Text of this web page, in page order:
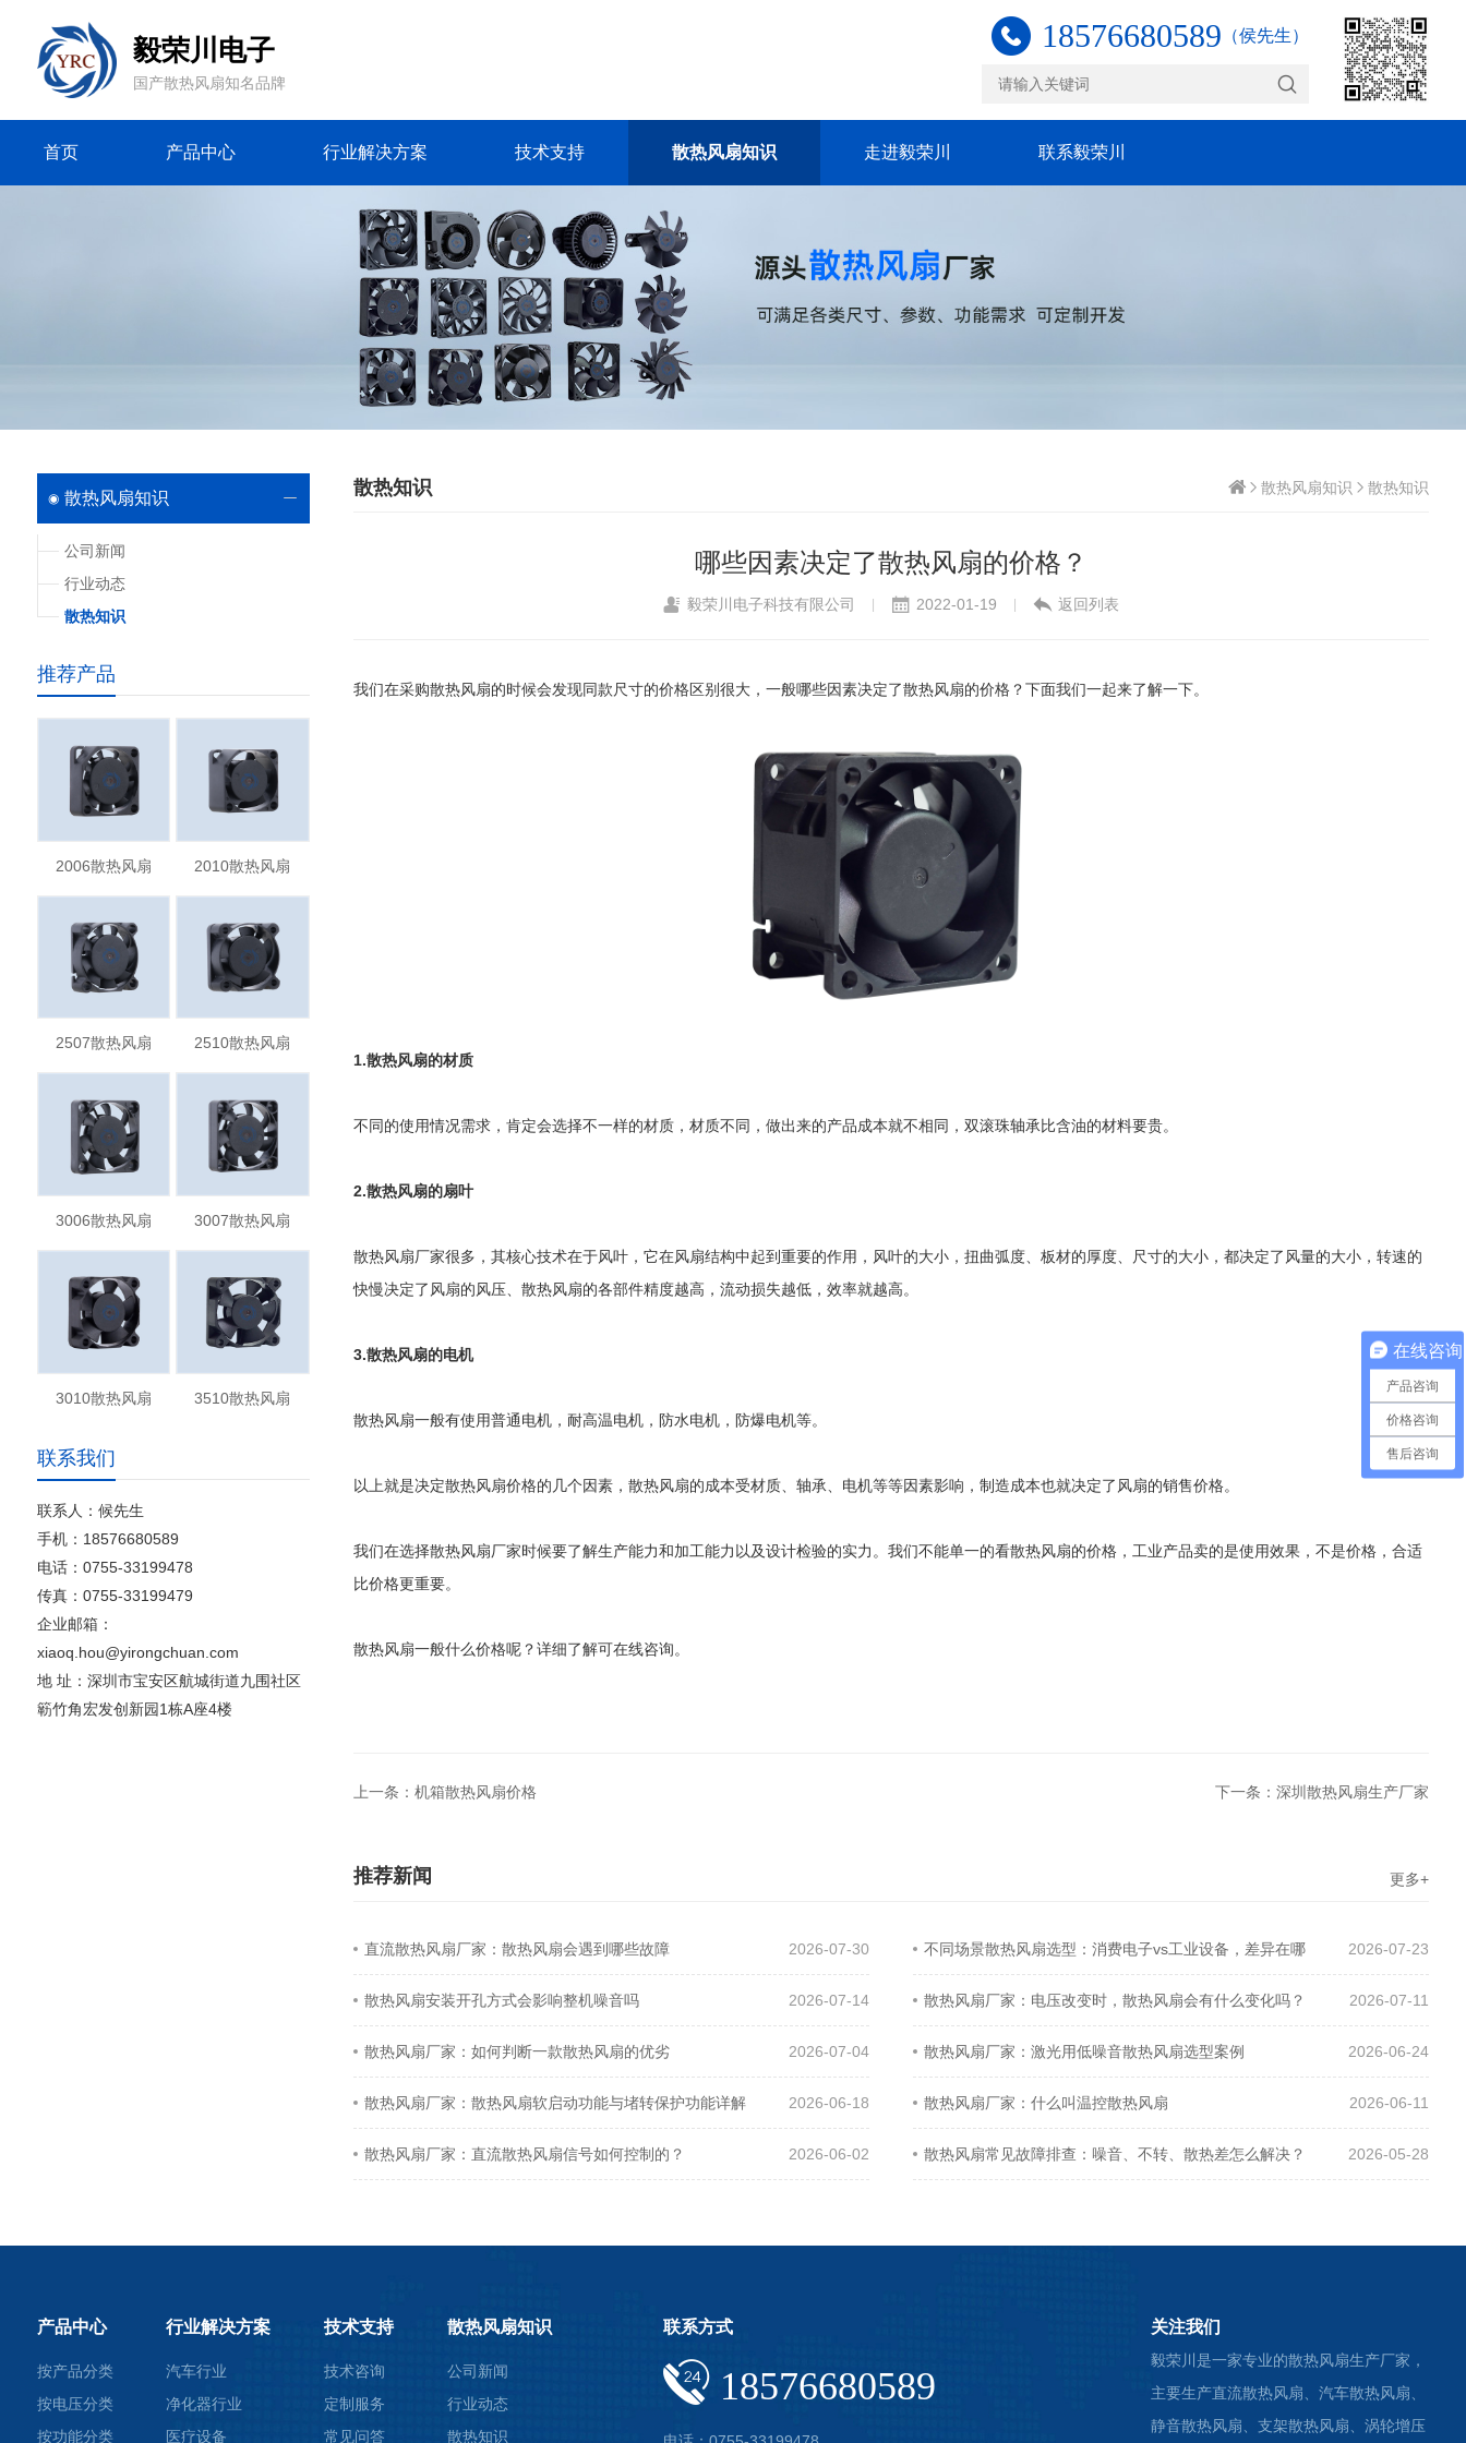
毅荣川电子
国产散热风扇知名品牌
18576680589 （侯先生）
首页 产品中心 行业解决方案 技术支持 散热风扇知识 走进毅荣川 联系毅荣川
散热风扇知识 散热知识
散热知识
哪些因素决定了散热风扇的价格？
毅荣川电子科技有限公司 2022-01-19 返回列表
我们在采购散热风扇的时候会发现同款尺寸的价格区别很大，一般哪些因素决定了散热风扇的价格？下面我们一起来了解一下。
1.散热风扇的材质
不同的使用情况需求，肯定会选择不一样的材质，材质不同，做出来的产品成本就不相同，双滚珠轴承比含油的材料要贵。
2.散热风扇的扇叶
散热风扇厂家很多，其核心技术在于风叶，它在风扇结构中起到重要的作用，风叶的大小，扭曲弧度、板材的厚度、尺寸的大小，都决定了风量的大小，转速的
快慢决定了风扇的风压、散热风扇的各部件精度越高，流动损失越低，效率就越高。
3.散热风扇的电机
散热风扇一般有使用普通电机，耐高温电机，防水电机，防爆电机等。
以上就是决定散热风扇价格的几个因素，散热风扇的成本受材质、轴承、电机等等因素影响，制造成本也就决定了风扇的销售价格。
我们在选择散热风扇厂家时候要了解生产能力和加工能力以及设计检验的实力。我们不能单一的看散热风扇的价格，工业产品卖的是使用效果，不是价格，合适
比价格更重要。
散热风扇一般什么价格呢？详细了解可在线咨询。
上一条：机箱散热风扇价格 下一条：深圳散热风扇生产厂家
推荐新闻 更多+
2026-07-30
直流散热风扇厂家：散热风扇会遇到哪些故障 2026-07-23
不同场景散热风扇选型：消费电子vs工业设备，差异在哪
2026-07-14
散热风扇安装开孔方式会影响整机噪音吗 2026-07-11
散热风扇厂家：电压改变时，散热风扇会有什么变化吗？
2026-07-04
散热风扇厂家：如何判断一款散热风扇的优劣 2026-06-24
散热风扇厂家：激光用低噪音散热风扇选型案例
2026-06-18
散热风扇厂家：散热风扇软启动功能与堵转保护功能详解 2026-06-11
散热风扇厂家：什么叫温控散热风扇
2026-06-02
散热风扇厂家：直流散热风扇信号如何控制的？ 2026-05-28
散热风扇常见故障排查：噪音、不转、散热差怎么解决？
散热风扇知识
公司新闻
行业动态
散热知识
推荐产品
2006散热风扇 2010散热风扇
2507散热风扇 2510散热风扇
3006散热风扇 3007散热风扇
3010散热风扇 3510散热风扇
联系我们
联系人：候先生
手机：18576680589
电话：0755-33199478
传真：0755-33199479
企业邮箱：
xiaoq.hou@yirongchuan.com
地 址：深圳市宝安区航城街道九围社区
簕竹角宏发创新园1栋A座4楼
产品中心
按产品分类
按电压分类
按功能分类
行业解决方案
汽车行业
净化器行业
医疗设备
技术支持
技术咨询
定制服务
常见问答
散热风扇知识
公司新闻
行业动态
散热知识
联系方式
18576680589
关注我们
毅荣川是一家专业的散热风扇生产厂家，
主要生产直流散热风扇、汽车散热风扇、
静音散热风扇、支架散热风扇、涡轮增压
在线咨询
产品咨询
价格咨询
售后咨询